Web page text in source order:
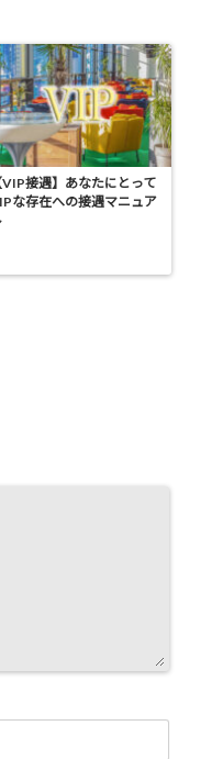
VIP接遇】あなたにとって
な存在への接遇マニュア